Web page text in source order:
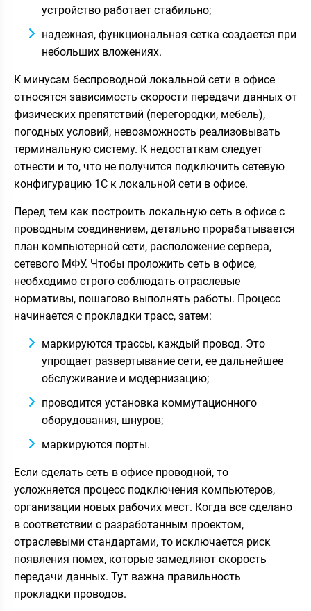
устройство работает стабильно;
надежная, функциональная сетка создается при
небольших вложениях.
К минусам беспроводной локальной сети в офисе
относятся зависимость скорости передачи данных от
физических препятствий (перегородки, мебель),
погодных условий, невозможность реализовывать
терминальную систему. К недостаткам следует
отнести и то, что не получится подключить сетевую
конфигурацию 1C к локальной сети в офисе.
Перед тем как построить локальную сеть в офисе с
проводным соединением, детально прорабатывается
план компьютерной сети, расположение сервера,
сетевого МФУ. Чтобы проложить сеть в офисе,
необходимо строго соблюдать отраслевые
нормативы, пошагово выполнять работы. Процесс
начинается с прокладки трасс, затем:
маркируются трассы, каждый провод. Это
упрощает развертывание сети, ее дальнейшее
обслуживание и модернизацию;
проводится установка коммутационного
оборудования, шнуров;
маркируются порты.
Если сделать сеть в офисе проводной, то
усложняется процесс подключения компьютеров,
организации новых рабочих мест. Когда все сделано
в соответствии с разработанным проектом,
отраслевыми стандартами, то исключается риск
появления помех, которые замедляют скорость
передачи данных. Тут важна правильность
прокладки проводов.